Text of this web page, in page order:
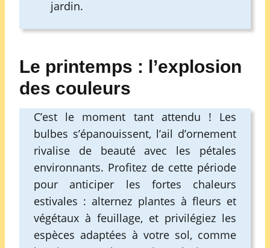
jardin.
Le printemps : l’explosion
des couleurs
C’est le moment tant attendu ! Les
bulbes s’épanouissent, l’ail d’ornement
rivalise de beauté avec les pétales
environnants. Profitez de cette période
pour anticiper les fortes chaleurs
estivales : alternez plantes à fleurs et
végétaux à feuillage, et privilégiez les
espèces adaptées à votre sol, comme